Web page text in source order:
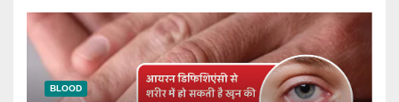
BLOOD